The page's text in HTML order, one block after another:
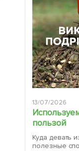
13/07/2026
пользой
Куда девать
полезные